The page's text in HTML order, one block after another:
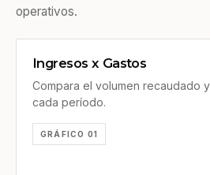
operativos.
Ingresos x Gastos
Compara el volumen recaudado
cada período.
GRÁFICO 01